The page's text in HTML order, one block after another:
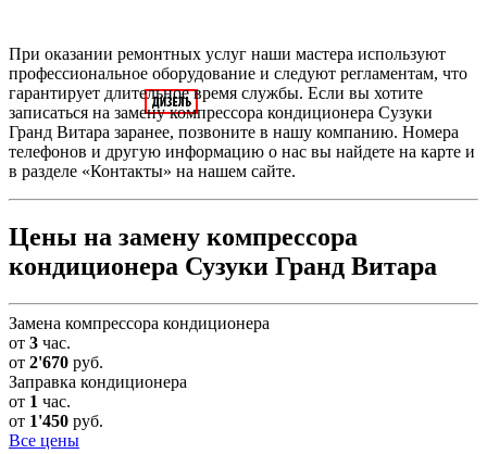
При оказании ремонтных услуг наши мастера используют
профессиональное оборудование и следуют регламентам, что
гарантирует длительное время службы. Если вы хотите
записаться на замену компрессора кондиционера Сузуки
Гранд Витара заранее, позвоните в нашу компанию. Номера
телефонов и другую информацию о нас вы найдете на карте и
в разделе «Контакты» на нашем сайте.
Цены на замену компрессора
кондиционера Сузуки Гранд Витара
Замена компрессора кондиционера
от 3 час.
от 2'670 руб.
Заправка кондиционера
от 1 час.
от 1'450 руб.
Все цены